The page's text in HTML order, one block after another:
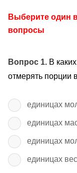
Выберите один
вопросы
Вопрос 1. В
отмерять порции
единицах
единицах
единицах
единицах